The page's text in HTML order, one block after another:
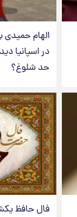
الهام حمیدی
در اسپانیا
حد شلوغ؟
فال حافظ یکشنبه ۱۸ مرداد